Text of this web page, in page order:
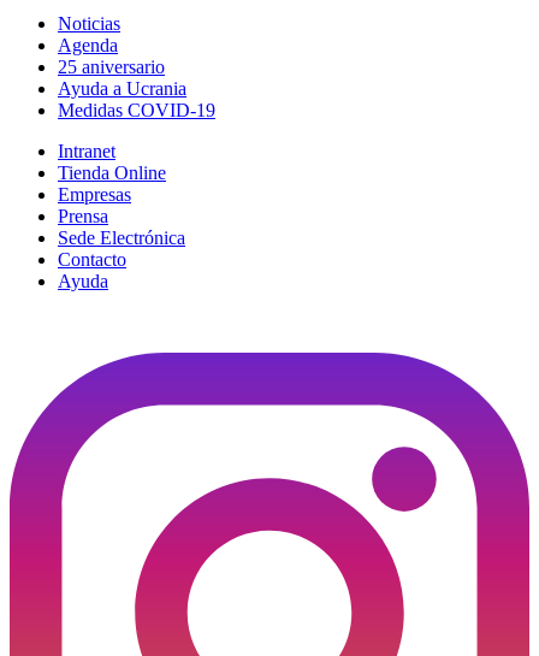
Noticias
Agenda
25 aniversario
Ayuda a Ucrania
Medidas COVID-19
Intranet
Tienda Online
Empresas
Prensa
Sede Electrónica
Contacto
Ayuda